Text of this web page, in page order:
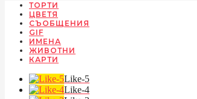
ТОРТИ
ЦВЕТЯ
СЪОБЩЕНИЯ
GIF
ИМЕНА
ЖИВОТНИ
КАРТИ
Like-5
Like-4